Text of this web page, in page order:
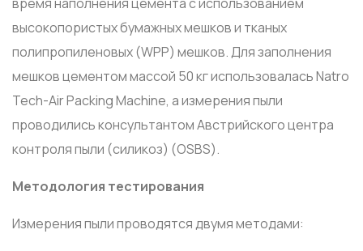
высокопористых бумажных мешков и тканых
полипропиленовых (WPP) мешков. Для заполнения
мешков цементом массой 50 кг использовалась Natro
Tech-Air Packing Machine, а измерения пыли
проводились консультантом Австрийского центра
контроля пыли (силикоз) (OSBS).
Методология тестирования
Измерения пыли проводятся двумя методами: